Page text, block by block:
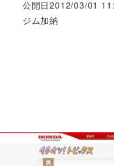
公開日2012/03/01
著
ジム加納